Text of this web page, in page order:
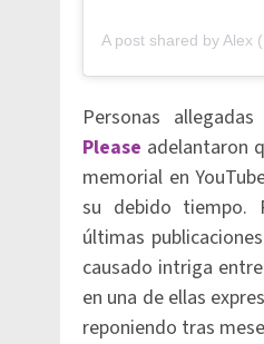
Personas
Please adelantaron
memorial en
su debido tiempo.
últimas
causado intriga
en una de ellas
reponiendo tras